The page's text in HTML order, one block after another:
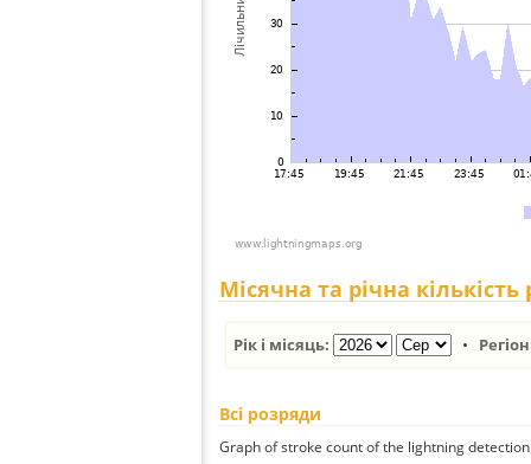
Місячна та річна кількість
Рік і місяць: •
Всі розряди
Graph of stroke count of the lightning